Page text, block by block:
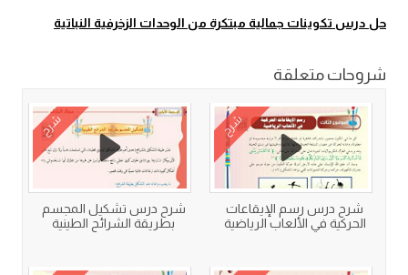
حل درس تكوينات جمالية مبتكرة من الوحدات الزخرفية النباتية
شروحات متعلقة
شرح
شرح درس رسم الإيقاعات
الحركية في الألعاب الرياضية
شرح
شرح درس تشكيل المجسم
بطريقة الشرائح الطينية